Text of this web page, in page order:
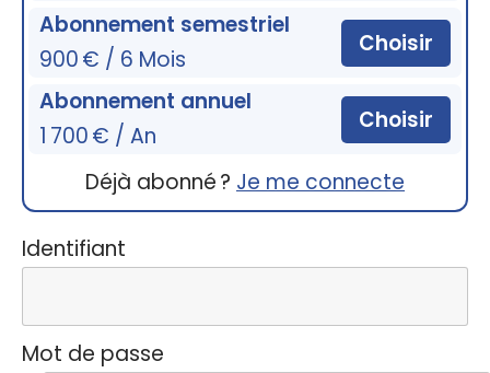
Abonnement semestriel
900 € / 6 Mois
Choisir
Abonnement annuel
1 700 € / An
Choisir
Déjà abonné ? Je me connecte
Identifiant
Mot de passe